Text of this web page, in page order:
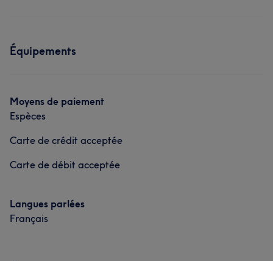
Équipements
Moyens de paiement
Espèces
Carte de crédit acceptée
Carte de débit acceptée
Langues parlées
Français